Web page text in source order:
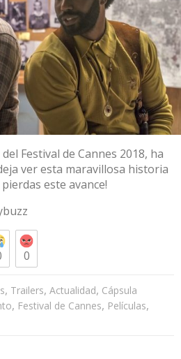
Festival de Cannes 2018, ha
ver esta maravillosa historia
este avance!
0
, Trailers, Actualidad, Cápsula
, Festival de Cannes, Películas,